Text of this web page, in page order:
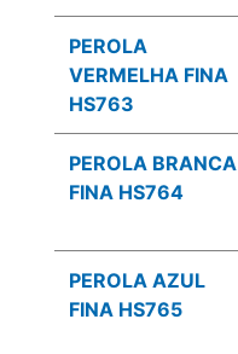
PEROLA
VERMELHA FINA
HS763
PEROLA BRANCA
FINA HS764
PEROLA AZUL
FINA HS765